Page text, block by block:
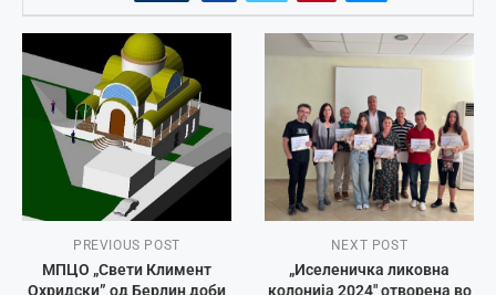
PREVIOUS POST
МПЦО „Свети Климент
Охридски” од Берлин доби
NEXT POST
„Иселеничка ликовна
колонија 2024″ отворена во